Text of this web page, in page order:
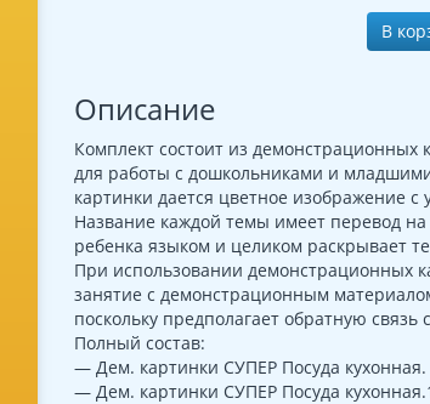
В
Описание
Комплект состоит из
для работы с дошкольниками и
картинки дается цветное изображение
Название каждой темы имеет перевод
ребенка языком и целиком раскрывает
При использовании демонстрационных
занятие с демонстрационным
поскольку предполагает обратную связь
Полный состав:
— Дем. картинки СУПЕР Посуда
— Дем. картинки СУПЕР Посуда